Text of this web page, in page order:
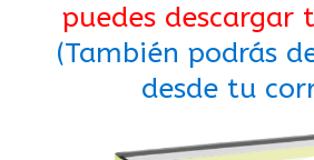
puedes descargar
(También podrás
desde tu